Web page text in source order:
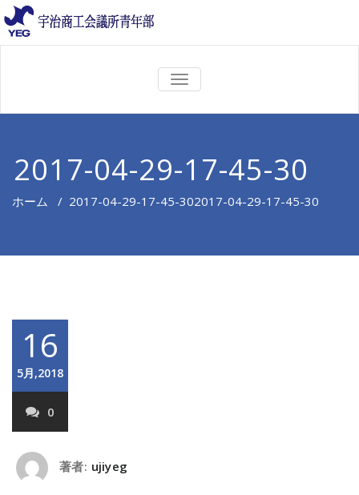
ナ
ビ
ン
を
り
2017-04-29-17-45-30
ホーム / 2017-04-29-17-45-302017-04-29-17-45-30
16
5月,2018
0
著者: ujiyeg